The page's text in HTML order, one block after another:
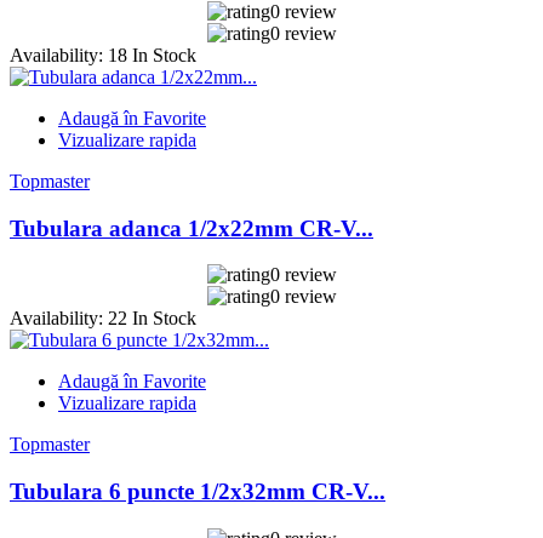
0 review
0 review
Availability: 18 In Stock
Adaugă în Favorite
Vizualizare rapida
Topmaster
Tubulara adanca 1/2x22mm CR-V...
0 review
0 review
Availability: 22 In Stock
Adaugă în Favorite
Vizualizare rapida
Topmaster
Tubulara 6 puncte 1/2x32mm CR-V...